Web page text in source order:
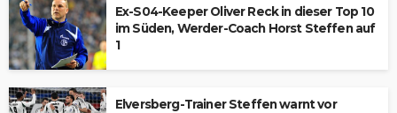
Ex-S04-Keeper Oliver Reck in dieser Top 10
im Süden, Werder-Coach Horst Steffen auf
1
Elversberg-Trainer Steffen warnt vor